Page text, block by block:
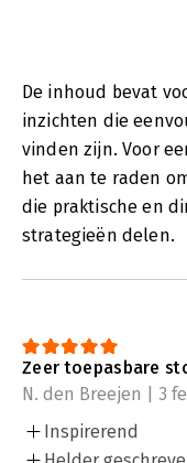
De inhoud bevat
inzichten die
vinden zijn. Voor
het aan te raden
die praktische en
strategieën delen.
Zeer toepasbare
N. den Breejen | 3
Inspirerend